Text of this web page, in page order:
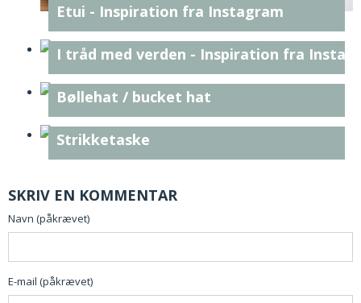
Etui - Inspiration fra Instagram
I tråd med verden - Inspiration fra
Bøllehat / bucket hat
Strikketaske
SKRIV EN KOMMENTAR
Navn (påkrævet)
E-mail (påkrævet)